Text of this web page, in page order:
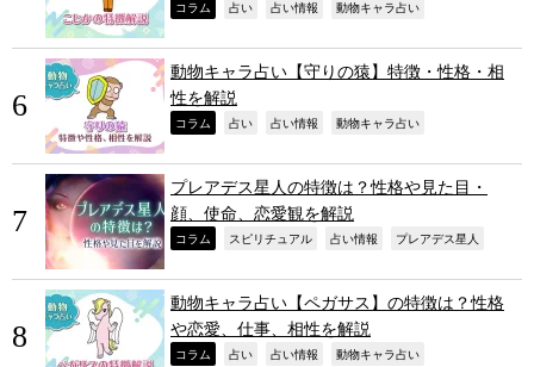
コラム 占い 占い情報 動物キャラ占い
動物キャラ占い【守りの猿】特徴・性格・相
性を解説
コラム 占い 占い情報 動物キャラ占い
プレアデス星人の特徴は？性格や見た目・
顔、使命、恋愛観を解説
コラム スピリチュアル 占い情報 プレアデス星人
動物キャラ占い【ペガサス】の特徴は？性格
や恋愛、仕事、相性を解説
コラム 占い 占い情報 動物キャラ占い